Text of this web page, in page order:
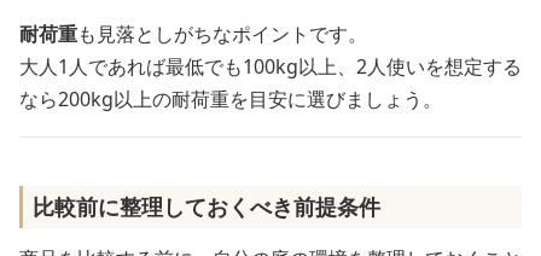
耐荷重も見落としがちなポイントです。
大人1人であれば最低でも100kg以上、2人使いを想定する
なら200kg以上の耐荷重を目安に選びましょう。
比較前に整理しておくべき前提条件